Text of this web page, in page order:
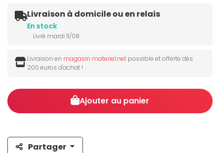
Livraison à domicile ou en relais
En stock
Livré mardi 11/08
Livraison en magasin materiel.net possible et offerte dès
200 euros d'achat !
Ajouter au panier
Partager